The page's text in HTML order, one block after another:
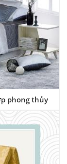
phong thủy